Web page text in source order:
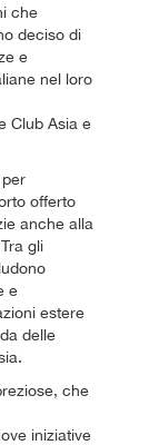
che
deciso di
e
nel loro
Club Asia e
offerto
anche alla
gli
e
estere
delle
che
iniziative